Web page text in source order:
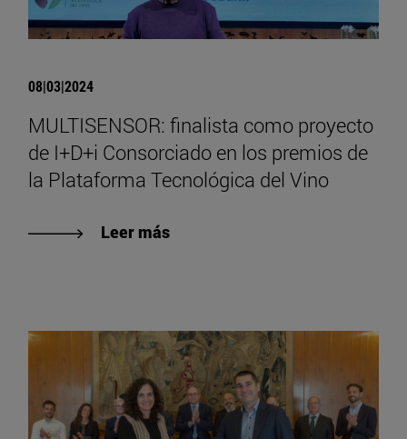
08|03|2024
MULTISENSOR: finalista como proyecto
de I+D+i Consorciado en los premios de
la Plataforma Tecnológica del Vino
Leer más